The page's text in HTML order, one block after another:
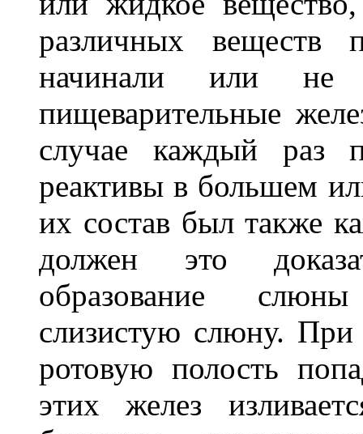
различных веществ
начинали или не
пищеварительные
случае каждый раз
реактивы в большем
их состав был также
должен это
образование
слизистую слюну.
ротовую полость
этих желез